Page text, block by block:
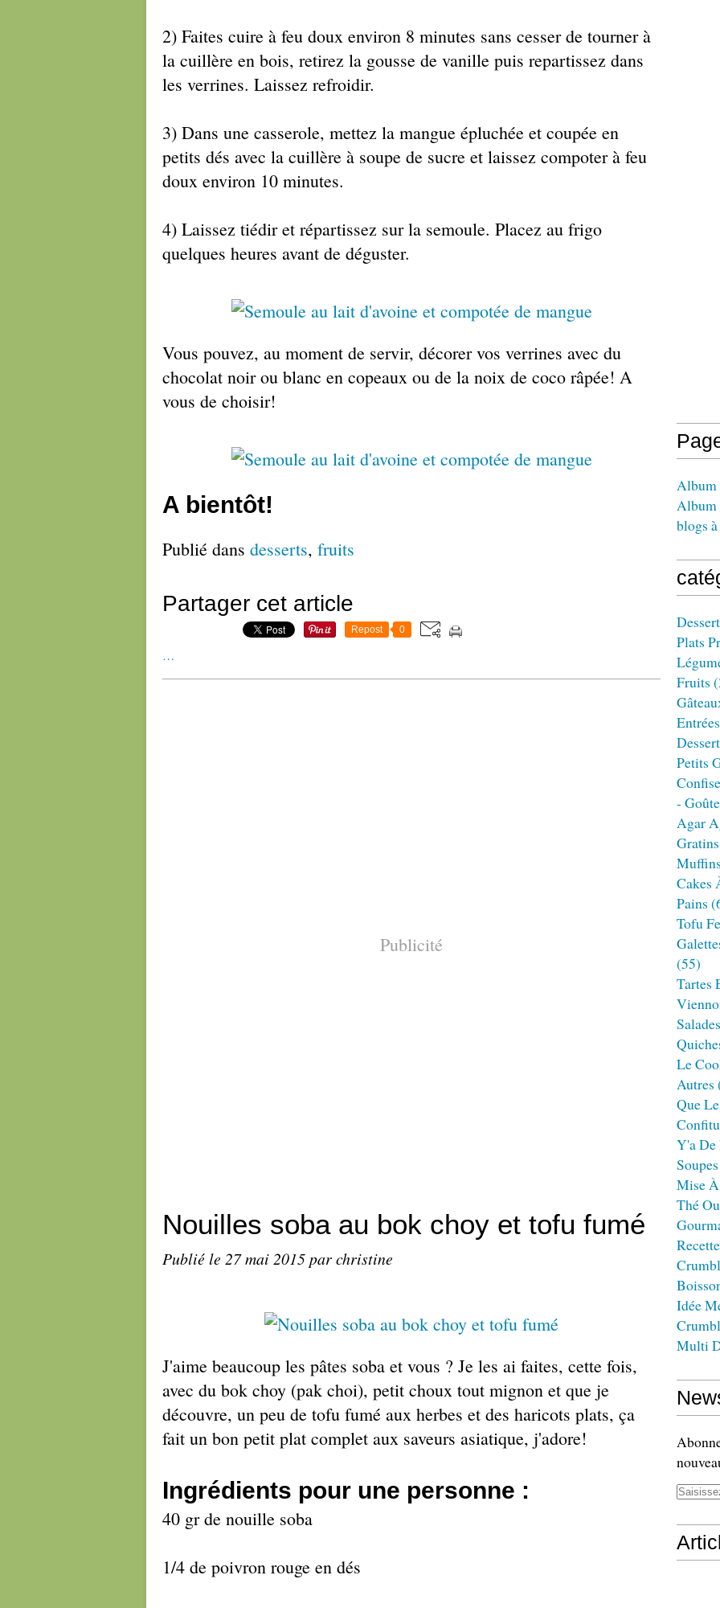
2) Faites cuire à feu doux environ 8 minutes sans cesser de tourner à
la cuillère en bois, retirez la gousse de vanille puis repartissez dans
les verrines. Laissez refroidir.
3) Dans une casserole, mettez la mangue épluchée et coupée en
petits dés avec la cuillère à soupe de sucre et laissez compoter à feu
doux environ 10 minutes.
4) Laissez tiédir et répartissez sur la semoule. Placez au frigo
quelques heures avant de déguster.
Vous pouvez, au moment de servir, décorer vos verrines avec du
chocolat noir ou blanc en copeaux ou de la noix de coco râpée! A
vous de choisir!
A bientôt!
Publié dans desserts, fruits
Partager cet article
Repost 0
…
Publicité
Nouilles soba au bok choy et tofu fumé
Publié le 27 mai 2015par christine
J'aime beaucoup les pâtes soba et vous ? Je les ai faites, cette fois,
avec du bok choy (pak choi), petit choux tout mignon et que je
découvre, un peu de tofu fumé aux herbes et des haricots plats, ça
fait un bon petit plat complet aux saveurs asiatique, j'adore!
Ingrédients pour une personne :
40 gr de nouille soba
1/4 de poivron rouge en dés
Album
Album
blogs
Plats
Fruits
Petits
-
Agar
Cakes
Pains
Tofu
(55)
Tartes
Salades
Le
Autres
Que
Y'a De
Soupes
Mise
Thé
Idée
Multi